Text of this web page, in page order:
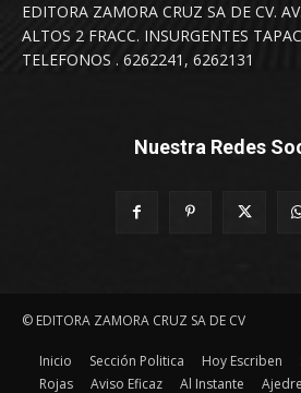
EDITORA ZAMORA CRUZ SA DE CV.
ALTOS 2 FRACC. INSURGENTES
TELEFONOS . 6262241, 6262131
Nuestra Redes
© EDITORA ZAMORA CRUZ SA DE CV
Inicio Sección Politica Hoy Escriben
Rojas
Aviso Eficaz Al Instante